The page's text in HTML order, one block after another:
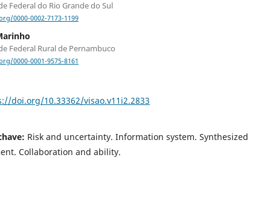
Federal do Rio Grande do Sul
0000-0002-7173-1199
Federal Rural de Pernambuco
0000-0001-9575-8161
doi.org/10.33362/visao.v11i2.2833
Risk and uncertainty. Information system. Synthesized
Collaboration and ability.